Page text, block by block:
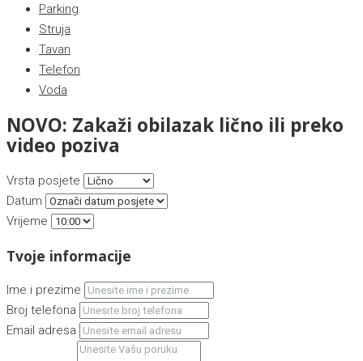
Parking
Struja
Tavan
Telefon
Voda
NOVO: Zakaži obilazak lično ili preko
video poziva
Vrsta posjete
Datum
Vrijeme
Tvoje informacije
Ime i prezime
Broj telefona
Email adresa